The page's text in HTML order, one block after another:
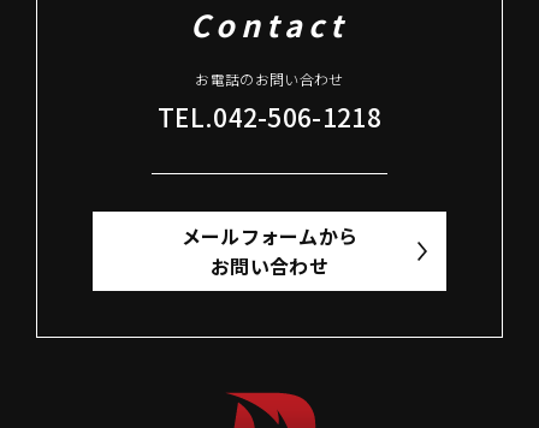
Contact
お電話のお問い合わせ
TEL.042-506-1218
メールフォームから
お問い合わせ